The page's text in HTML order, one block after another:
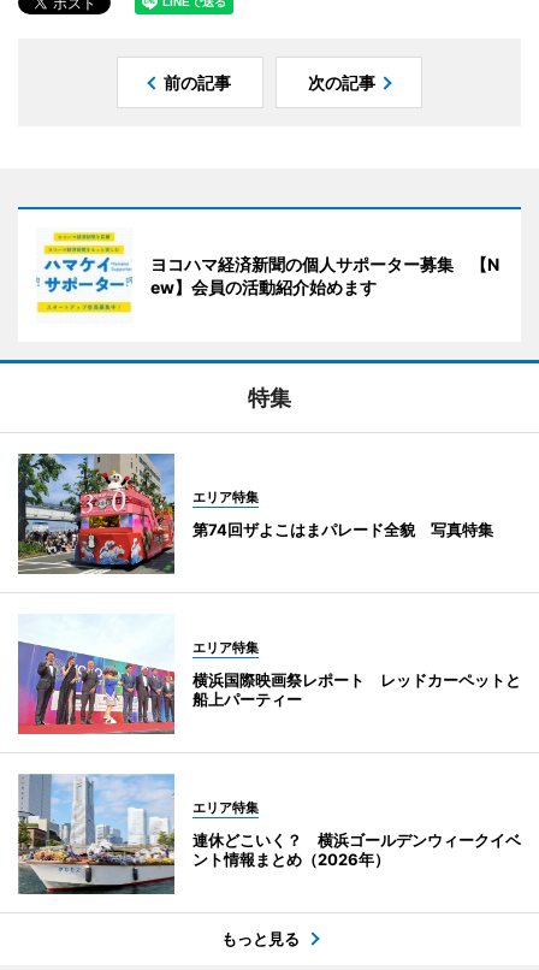
前の記事 次の記事
ヨコハマ経済新聞の個人サポーター募集 【N
ew】会員の活動紹介始めます
特集
エリア特集
第74回ザよこはまパレード全貌 写真特集
エリア特集
横浜国際映画祭レポート レッドカーペットと
船上パーティー
エリア特集
連休どこいく？ 横浜ゴールデンウィークイベ
ント情報まとめ（2026年）
もっと見る